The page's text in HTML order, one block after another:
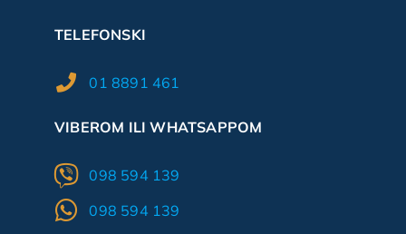
TELEFONSKI
01 8891 461
VIBEROM ILI WHATSAPPOM
098 594 139
098 594 139